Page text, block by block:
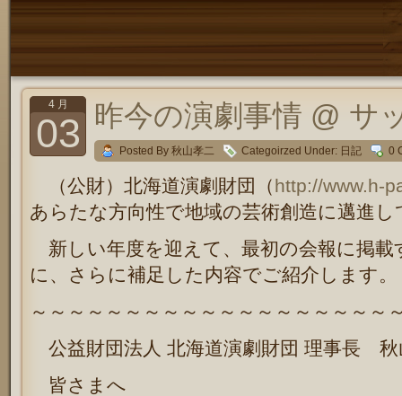
4 月
03 昨今の演劇事情 @ サ
Posted By 秋山孝二 Categoirzed Under: 日記 0
（公財）北海道演劇財団（http://www.h-
あらたな方向性で地域の芸術創造に邁進し
新しい年度を迎えて、最初の会報に掲載
に、さらに補足した内容でご紹介します。
～～～～～～～～～～～～～～～～～～～
公益財団法人 北海道演劇財団 理事長 秋
皆さまへ